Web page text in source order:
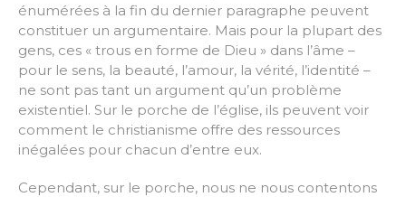
énumérées à la fin du dernier paragraphe peuvent
constituer un argumentaire. Mais pour la plupart des
gens, ces « trous en forme de Dieu » dans l’âme –
pour le sens, la beauté, l’amour, la vérité, l’identité –
ne sont pas tant un argument qu’un problème
existentiel. Sur le porche de l’église, ils peuvent voir
comment le christianisme offre des ressources
inégalées pour chacun d’entre eux.
Cependant, sur le porche, nous ne nous contentons